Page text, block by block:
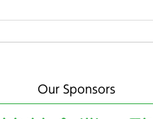
Our Sponsors